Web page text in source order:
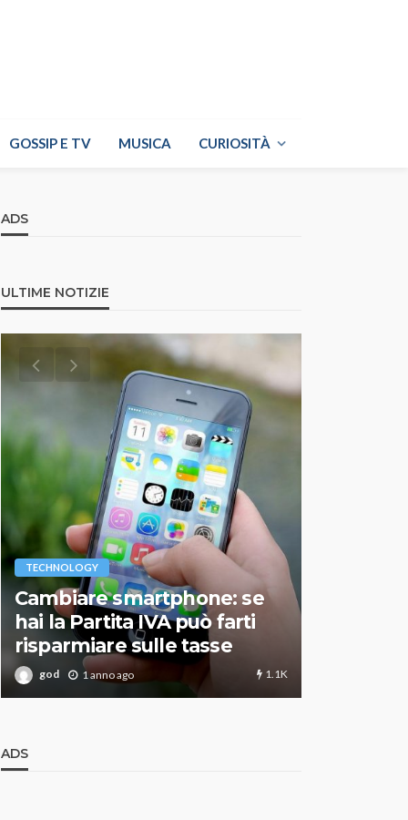
GOSSIP E TV MUSICA CURIOSITÀ
ADS
ULTIME NOTIZIE
TECHNOLOGY
Cambiare smartphone: se
hai la Partita IVA può farti
risparmiare sulle tasse
god 1 anno ago 1.1K
ADS